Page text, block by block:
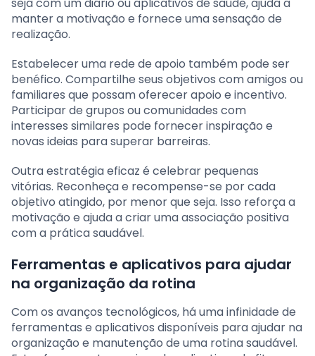
manter a motivação e fornece uma sensação de
realização.
Estabelecer uma rede de apoio também pode ser
benéfico. Compartilhe seus objetivos com amigos ou
familiares que possam oferecer apoio e incentivo.
Participar de grupos ou comunidades com
interesses similares pode fornecer inspiração e
novas ideias para superar barreiras.
Outra estratégia eficaz é celebrar pequenas
vitórias. Reconheça e recompense-se por cada
objetivo atingido, por menor que seja. Isso reforça a
motivação e ajuda a criar uma associação positiva
com a prática saudável.
Ferramentas e aplicativos para ajudar
na organização da rotina
Com os avanços tecnológicos, há uma infinidade de
ferramentas e aplicativos disponíveis para ajudar na
organização e manutenção de uma rotina saudável.